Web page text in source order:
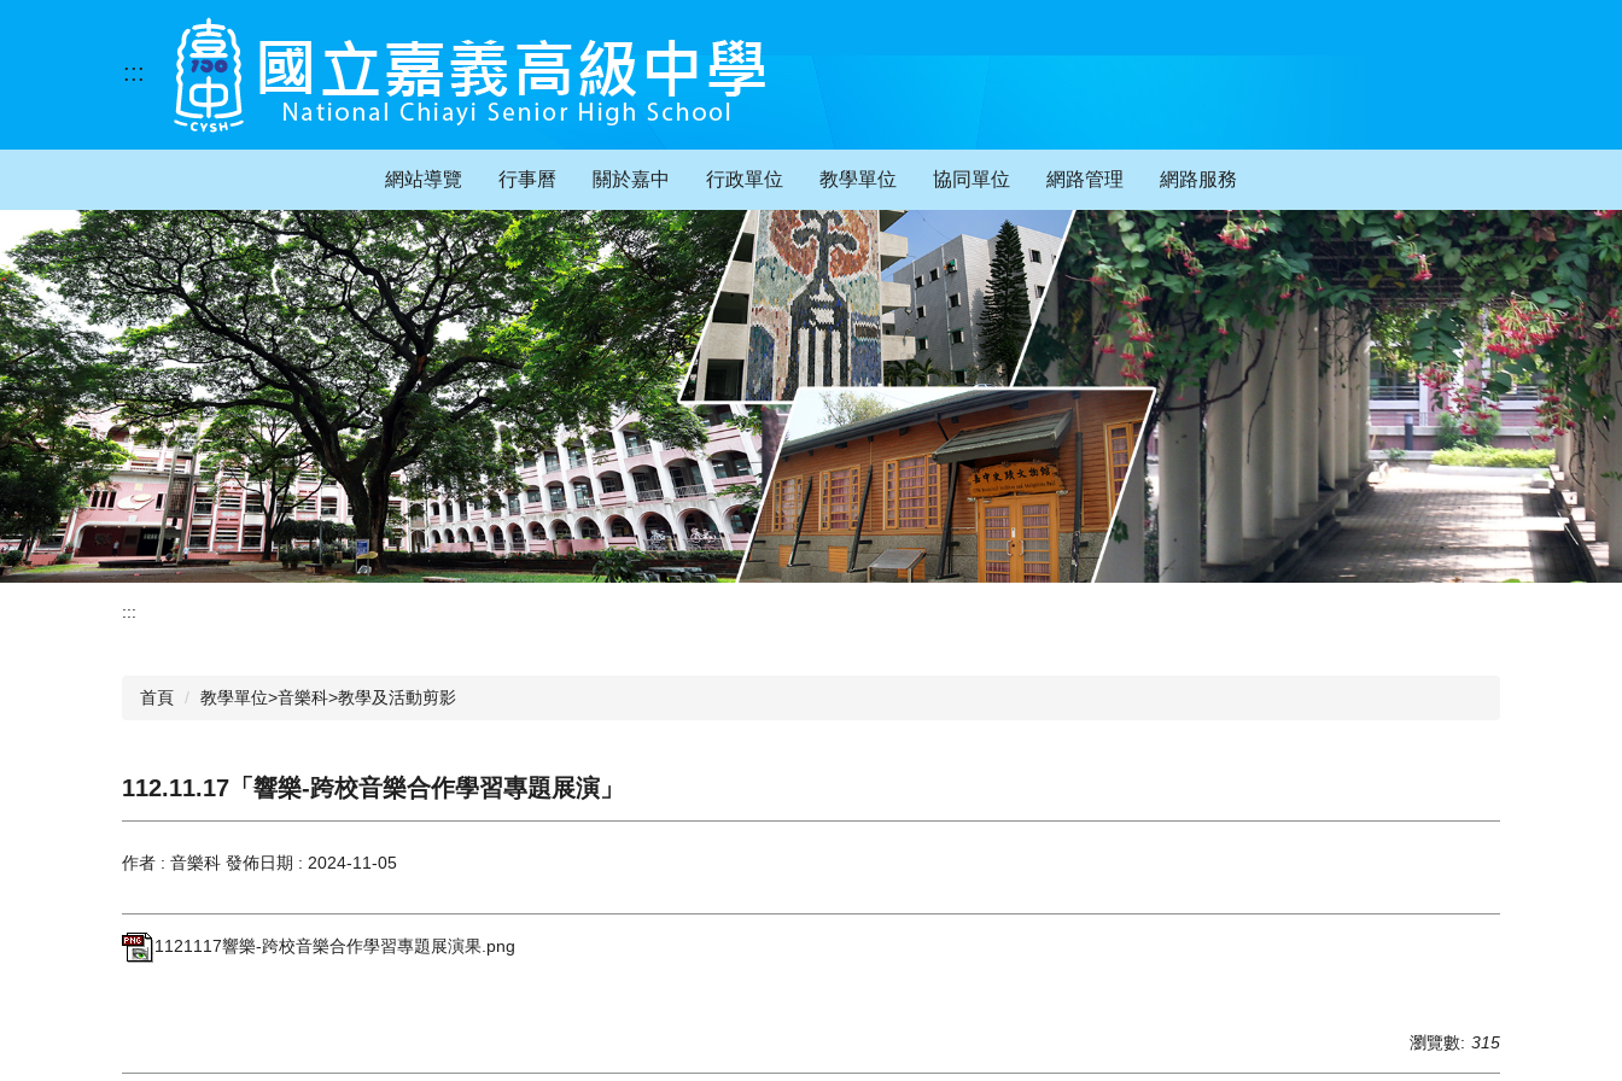
:::
網站導覽 行事曆 關於嘉中 行政單位 教學單位 協同單位 網路管理 網路服務
:::
首頁 教學單位>音樂科>教學及活動剪影
112.11.17「響樂-跨校音樂合作學習專題展演」
作者 : 音樂科 發佈日期 : 2024-11-05
1121117響樂-跨校音樂合作學習專題展演果.png
瀏覽數: 315